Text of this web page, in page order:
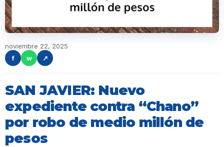
noviembre 22, 2025
f
w ↗
SAN JAVIER: Nuevo
expediente contra “Chano”
por robo de medio millón de
pesos